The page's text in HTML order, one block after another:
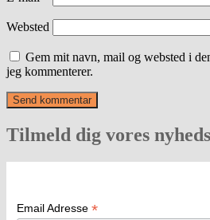
Websted
Gem mit navn, mail og websted i
jeg kommenterer.
Tilmeld dig vores
Email Adresse *